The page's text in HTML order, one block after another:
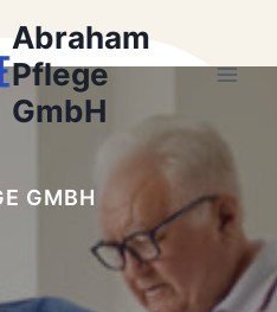
Abraham
Pflege
GmbH
GMBH